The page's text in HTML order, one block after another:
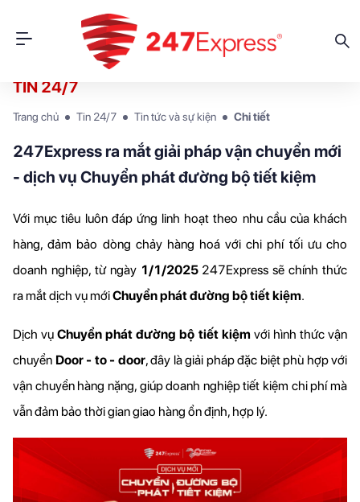
TIN 24/7
Trang chủ Tin 24/7 Tin tức và sự kiện Chi tiết
247Express ra mắt giải pháp vận chuyển mới
- dịch vụ Chuyển phát đường bộ tiết kiệm
Với mục tiêu luôn đáp ứng linh hoạt theo nhu cầu của khách
hàng, đảm bảo dòng chảy hàng hoá với chi phí tối ưu cho
doanh nghiệp, từ ngày 1/1/2025 247Express sẽ chính thức
ra mắt dịch vụ mới Chuyển phát đường bộ tiết kiệm.
Dịch vụ Chuyển phát đường bộ tiết kiệm với hình thức vận
chuyển Door - to - door, đây là giải pháp đặc biệt phù hợp với
vận chuyển hàng nặng, giúp doanh nghiệp tiết kiệm chi phí mà
vẫn đảm bảo thời gian giao hàng ổn định, hợp lý.